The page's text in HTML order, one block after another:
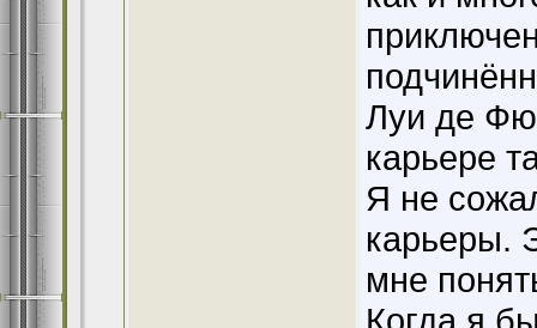
Луи де
карьере
Я не
карьеры.
мне